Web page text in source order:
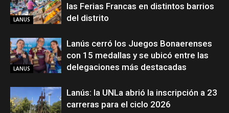
LANUS
las Ferias Francas en distintos barrios
del distrito
LANUS
Lanús cerró los Juegos Bonaerenses
con 15 medallas y se ubicó entre las
delegaciones más destacadas
Lanús: la UNLa abrió la inscripción a 23
carreras para el ciclo 2026